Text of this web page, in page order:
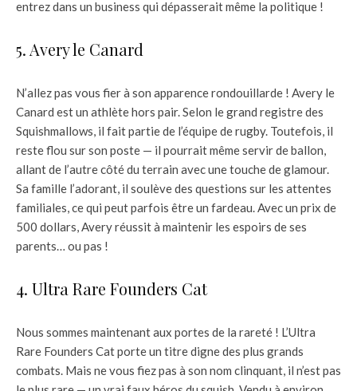
entrez dans un business qui dépasserait même la politique !
5. Avery le Canard
N’allez pas vous fier à son apparence rondouillarde ! Avery le
Canard est un athlète hors pair. Selon le grand registre des
Squishmallows, il fait partie de l’équipe de rugby. Toutefois, il
reste flou sur son poste — il pourrait même servir de ballon,
allant de l’autre côté du terrain avec une touche de glamour.
Sa famille l’adorant, il soulève des questions sur les attentes
familiales, ce qui peut parfois être un fardeau. Avec un prix de
500 dollars, Avery réussit à maintenir les espoirs de ses
parents… ou pas !
4. Ultra Rare Founders Cat
Nous sommes maintenant aux portes de la rareté ! L’Ultra
Rare Founders Cat porte un titre digne des plus grands
combats. Mais ne vous fiez pas à son nom clinquant, il n’est pas